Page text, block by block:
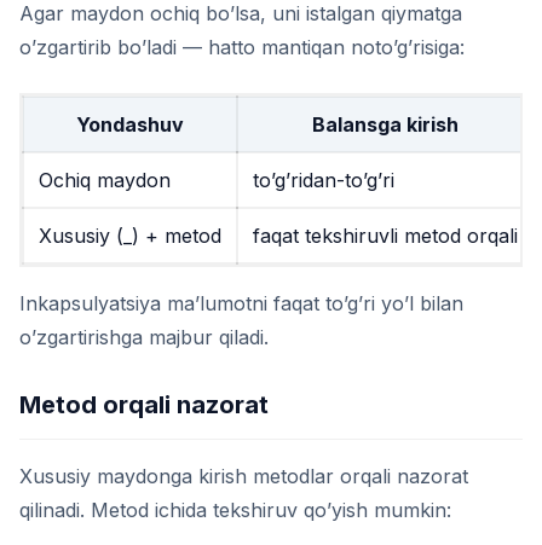
Agar maydon ochiq bo’lsa, uni istalgan qiymatga
o’zgartirib bo’ladi — hatto mantiqan noto’g’risiga:
Yondashuv Balansga kirish
Ochiq maydon to’g’ridan-to’g’ri
Xususiy ( ) + metod faqat tekshiruvli metod orqali
Inkapsulyatsiya ma’lumotni faqat to’g’ri yo’l bilan
o’zgartirishga majbur qiladi.
Metod orqali nazorat
Xususiy maydonga kirish metodlar orqali nazorat
qilinadi. Metod ichida tekshiruv qo’yish mumkin: